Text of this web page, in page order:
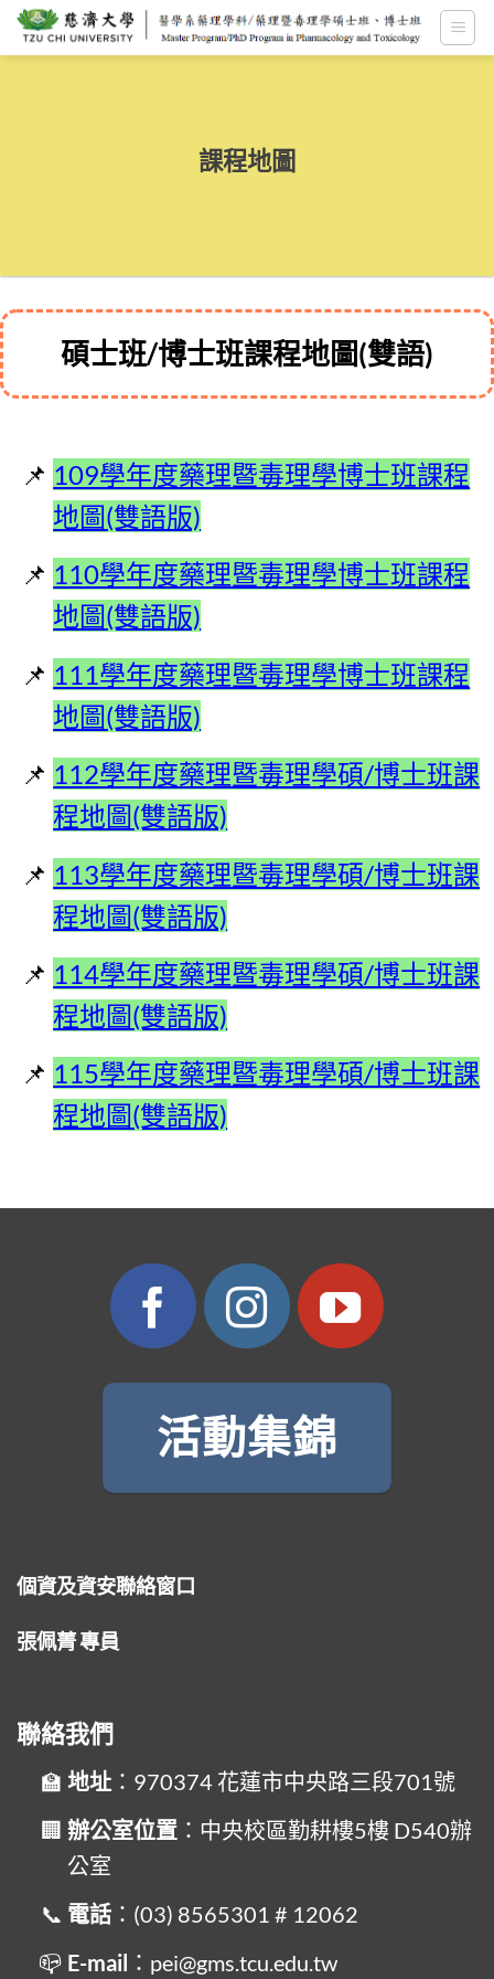
課程地圖
碩士班/博士班課程地圖(雙語)
109學年度藥理暨毒理學博士班課程
地圖(雙語版)
110學年度藥理暨毒理學博士班課程
地圖(雙語版)
111學年度藥理暨毒理學博士班課程
地圖(雙語版)
112學年度藥理暨毒理學碩/博士班課
程地圖(雙語版)
113學年度藥理暨毒理學碩/博士班課
程地圖(雙語版)
114學年度藥理暨毒理學碩/博士班課
程地圖(雙語版)
115學年度藥理暨毒理學碩/博士班課
程地圖(雙語版)
活動集錦
個資及資安聯絡窗口
張佩菁 專員
聯絡我們
地址 ：970374 花蓮市中央路三段701號
辦公室位置 ：中央校區勤耕樓5樓 D540辦
公室
電話 ：(03) 8565301 # 12062
E-mail ：pei@gms.tcu.edu.tw